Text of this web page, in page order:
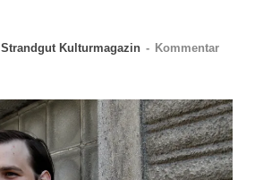
Strandgut Kulturmagazin - Kommentar